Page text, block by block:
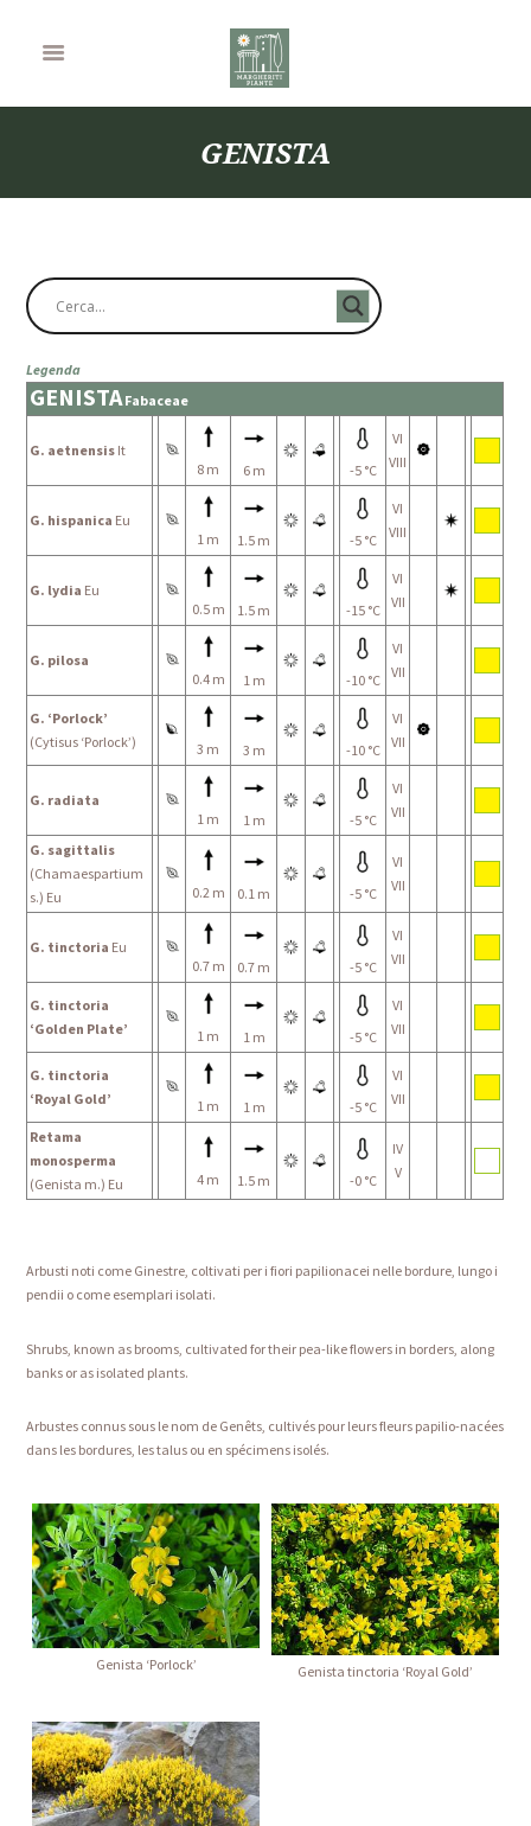
GENISTA
Legenda
GENISTAFabaceae
G. aetnensis It
8 m
6 m -5 °C
VI
VIII
G. hispanica Eu
1 m
1.5 m -5 °C
VI
VIII
G. lydia Eu
0.5 m
1.5 m -15 °C
VI
VII
G. pilosa
0.4 m
1 m -10 °C
VI
VII
G. ‘Porlock’
(Cytisus ‘Porlock’)
3 m 3 m -10 °C
VI
VII
G. radiata
1 m
1 m -5 °C
VI
VII
G. sagittalis
(Chamaespartium
s.) Eu
0.2 m 0.1 m -5 °C
VI
VII
G. tinctoria Eu
0.7 m
0.7 m -5 °C
VI
VII
G. tinctoria
‘Golden Plate’
1 m 1 m -5 °C
VI
VII
G. tinctoria
‘Royal Gold’
1 m 1 m -5 °C
VI
VII
Retama
monosperma
(Genista m.) Eu
4 m 1.5 m -0 °C
IV
V
Arbusti noti come Ginestre, coltivati per i fiori papilionacei nelle bordure, lungo i
pendii o come esemplari isolati.
Shrubs, known as brooms, cultivated for their pea-like flowers in borders, along
banks or as isolated plants.
Arbustes connus sous le nom de Genêts, cultivés pour leurs fleurs papilio-nacées
dans les bordures, les talus ou en spécimens isolés.
Genista ‘Porlock’ Genista tinctoria ‘Royal Gold’